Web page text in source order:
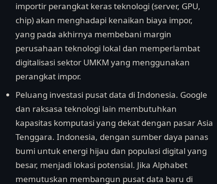
importir perangkat keras teknologi (server, GPU,
chip) akan menghadapi kenaikan biaya impor,
yang pada akhirnya membebani margin
perusahaan teknologi lokal dan memperlambat
digitalisasi sektor UMKM yang menggunakan
perangkat impor.
Peluang investasi pusat data di Indonesia. Google
dan raksasa teknologi lain membutuhkan
kapasitas komputasi yang dekat dengan pasar Asia
Tenggara. Indonesia, dengan sumber daya panas
bumi untuk energi hijau dan populasi digital yang
besar, menjadi lokasi potensial. Jika Alphabet
memutuskan membangun pusat data baru di